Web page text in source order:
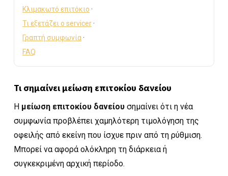
Κλιμακωτό επιτόκιο ·
Τι εξετάζει ο servicer·
Γραπτή συμφωνία·
FAQ
Τι σημαίνει μείωση επιτοκίου δανείου
Η μείωση επιτοκίου δανείου σημαίνει ότι η νέα
συμφωνία προβλέπει χαμηλότερη τιμολόγηση της
οφειλής από εκείνη που ίσχυε πριν από τη ρύθμιση.
Μπορεί να αφορά ολόκληρη τη διάρκεια ή
συγκεκριμένη αρχική περίοδο.